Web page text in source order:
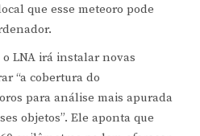
que esse meteoro pode
LNA irá instalar novas
“a cobertura do
para análise mais apurada
objetos”. Ele aponta que